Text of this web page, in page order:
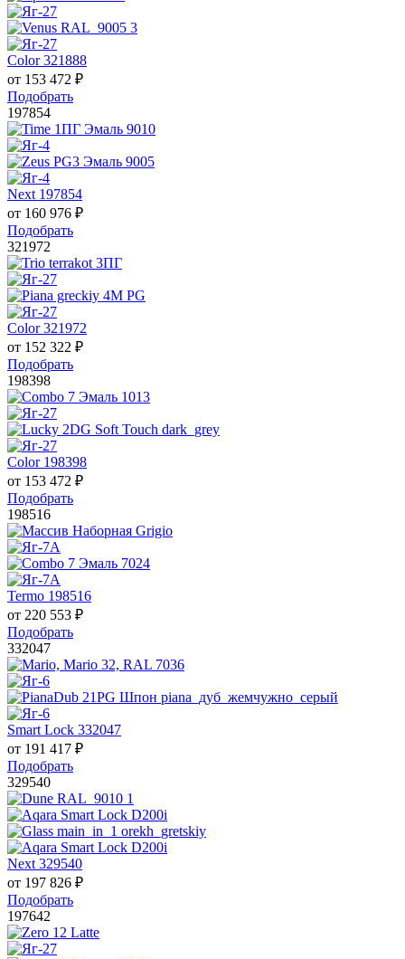
Color 321888
от 153 472 ₽
Подобрать
197854
Next 197854
от 160 976 ₽
Подобрать
321972
Color 321972
от 152 322 ₽
Подобрать
198398
Color 198398
от 153 472 ₽
Подобрать
198516
Termo 198516
от 220 553 ₽
Подобрать
332047
Smart Lock 332047
от 191 417 ₽
Подобрать
329540
Next 329540
от 197 826 ₽
Подобрать
197642